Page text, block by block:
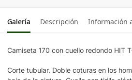
MELANGE
GREEN
Galería Descripción Información
Camiseta 170 con cuello redondo HIT
Corte tubular. Doble coturas en los